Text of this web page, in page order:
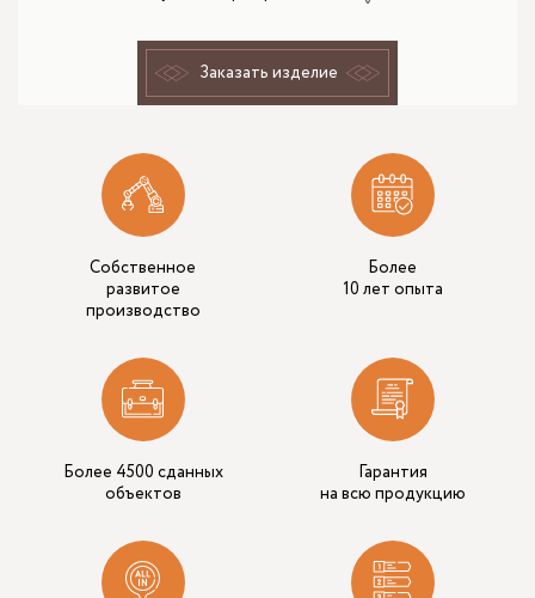
Заказать изделие
Собственное
развитое
производство
Более
10 лет опыта
Более 4500 сданных
объектов
Гарантия
на всю продукцию